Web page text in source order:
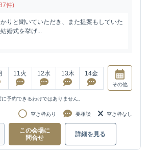
件)
りと聞いていただき、また提案もしていた
婚式を挙げ...
11 火 12水 13木 14金
その他
予約できるわけではありません。
空き枠あり 要相談 空き枠なし
この会場に
問合せ
詳細を見る